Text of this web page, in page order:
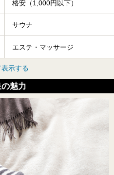
格安（1,000円以下）
サウナ
エステ・マッサージ
示する
魅力